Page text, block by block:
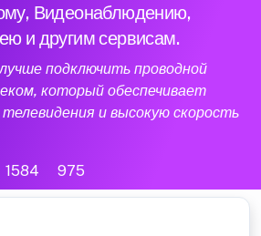
Видеонаблюдению,
и другим сервисам.
подключить проводной
который обеспечивает
и высокую скорость
1584 975